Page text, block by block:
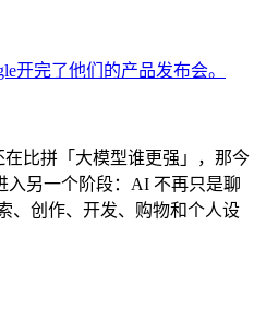
开完了他们的产品发布会。
比拼「大模型谁更强」，那今
入另一个阶段：AI 不再只是聊
、创作、开发、购物和个人设